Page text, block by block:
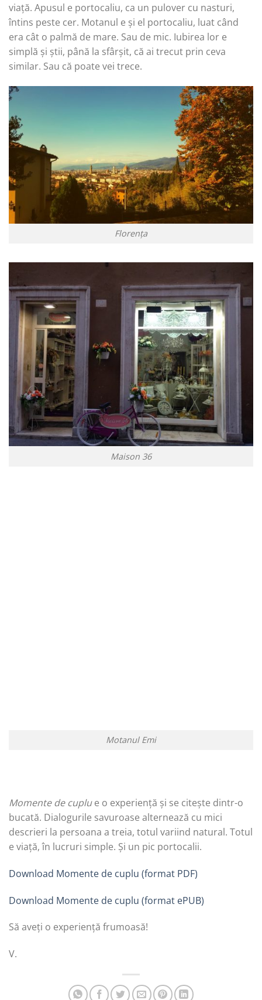
viață. Apusul e portocaliu, ca un pulover cu nasturi,
întins peste cer. Motanul e și el portocaliu, luat când
era cât o palmă de mare. Sau de mic. Iubirea lor e
simplă și știi, până la sfârșit, că ai trecut prin ceva
similar. Sau că poate vei trece.
Florența
Maison 36
Motanul Emi
Momente de cuplue o experiență și se citește dintr-o
bucată. Dialogurile savuroase alternează cu mici
descrieri la persoana a treia, totul variind natural. Totul
e viață, în lucruri simple. Și un pic portocalii.
Download Momente de cuplu (format PDF)
Download Momente de cuplu (format ePUB)
Să aveți o experiență frumoasă!
V.